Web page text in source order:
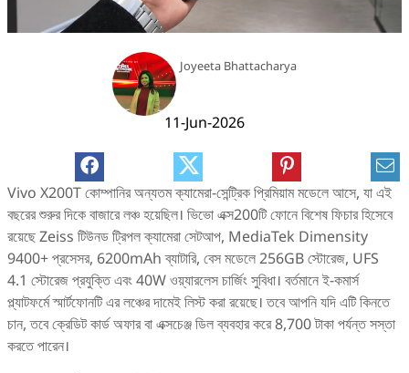
Joyeeta Bhattacharya
11-Jun-2026
Vivo X200T কোম্পানির অন্যতম ক্যামেরা-সেন্ট্রিক প্রিমিয়াম মডেলে আসে, যা এই
বছরের শুরুর দিকে বাজারে লঞ্চ হয়েছিল। ভিভো এক্স200টি ফোনে বিশেষ ফিচার হিসেবে
রয়েছে Zeiss টিউনড ট্রিপল ক্যামেরা সেটআপ, MediaTek Dimensity
9400+ প্রসেসর, 6200mAh ব্যাটারি, বেস মডেলে 256GB স্টোরেজ, UFS
4.1 স্টোরেজ প্রযুক্তি এবং 40W ওয়্যারলেস চার্জিং সুবিধা। বর্তমানে ই-কমার্স
প্ল্যাটফর্মে স্মার্টফোনটি এর লঞ্চের দামেই লিস্ট করা রয়েছে। তবে আপনি যদি এটি কিনতে
চান, তবে ক্রেডিট কার্ড অফার বা এক্সচেঞ্জ ডিল ব্যবহার করে 8,700 টাকা পর্যন্ত সস্তা
করতে পারেন।